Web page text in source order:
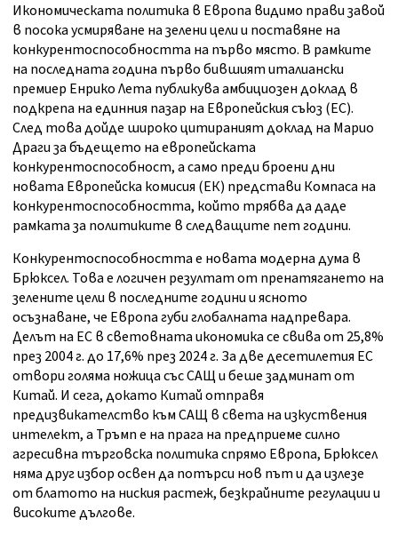
Икономическата политика в Европа видимо прави завой
в посока усмиряване на зелени цели и поставяне на
конкурентоспособността на първо място. В рамките
на последната година първо бившият италиански
премиер Енрико Лета публикува амбициозен доклад в
подкрепа на единния пазар на Европейския съюз (ЕС).
След това дойде широко цитираният доклад на Марио
Драги за бъдещето на европейската
конкурентоспособност, а само преди броени дни
новата Европейска комисия (ЕК) представи Компаса на
конкурентоспособността, който трябва да даде
рамката за политиките в следващите пет години.
Конкурентоспособността е новата модерна дума в
Брюксел. Това е логичен резултат от пренатягането на
зелените цели в последните години и ясното
осъзнаване, че Европа губи глобалната надпревара.
Делът на ЕС в световната икономика се свива от 25,8%
през 2004 г. до 17,6% през 2024 г. За две десетилетия ЕС
отвори голяма ножица със САЩ и беше задминат от
Китай. И сега, докато Китай отправя
предизвикателство към САЩ в света на изкуствения
интелект, а Тръмп е на прага на предприеме силно
агресивна търговска политика спрямо Европа, Брюксел
няма друг избор освен да потърси нов път и да излезе
от блатото на ниския растеж, безкрайните регулации и
високите дългове.